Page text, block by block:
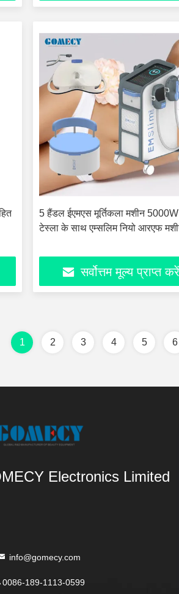
5 हैंडल ईएमएस मूर्तिकला मशीन
टेस्ला के साथ एम्सलिम नियो आरएफ
सर्वोत्तम मूल्य प्राप्त करें
1 2 3 4 5 6
Electronics Limited
info@gomecy.com
0086-189-1113-0599